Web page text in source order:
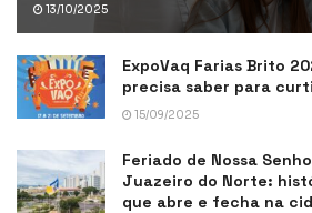
13/10/2025
ExpoVaq Farias Brito
precisa saber para
15/09/2025
Feriado de Nossa
Juazeiro do Norte:
que abre e fecha na